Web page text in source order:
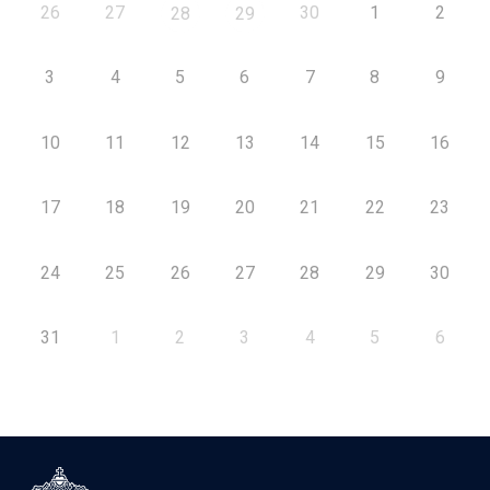
26 27 28 29 30 1 2
3 4 5 6 7 8 9
10 11 12 13 14 15 16
17 18 19 20 21 22 23
24 25 26 27 28 29 30
31 1 2 3 4 5 6